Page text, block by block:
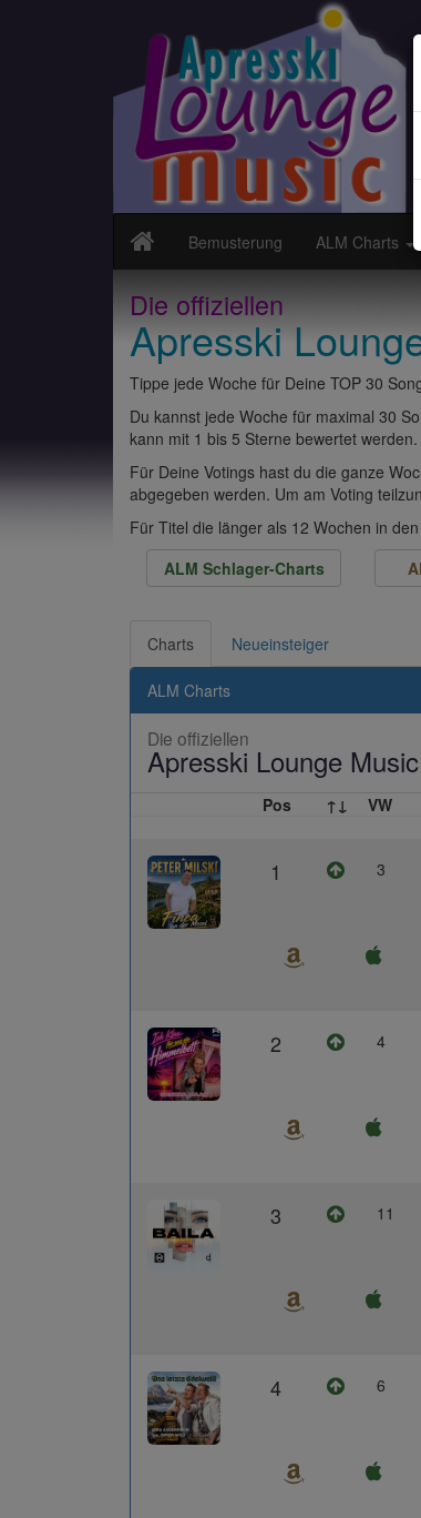
Bemusterung ALM Charts
Die offiziellen
Apresski
Tippe jede Woche für Deine TOP 30
Du kannst jede Woche für maximal 30
kann mit 1 bis 5 Sterne bewertet
Für Deine Votings hast du die ganze
abgegeben werden. Um am Voting
Für Titel die länger als 12 Wochen in
ALM Schlager-Charts
Charts Neueinsteiger
ALM Charts
Die offiziellen
Apresski Lounge Music
Pos ↑↓ VW
1 3
2 4
3 11
4 6